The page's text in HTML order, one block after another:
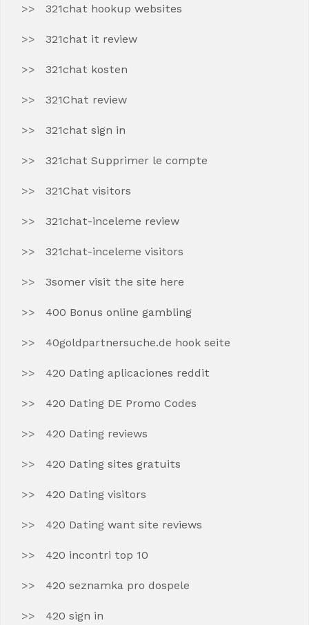
321chat hookup websites
321chat it review
321chat kosten
321Chat review
321chat sign in
321chat Supprimer le compte
321Chat visitors
321chat-inceleme review
321chat-inceleme visitors
3somer visit the site here
400 Bonus online gambling
40goldpartnersuche.de hook seite
420 Dating aplicaciones reddit
420 Dating DE Promo Codes
420 Dating reviews
420 Dating sites gratuits
420 Dating visitors
420 Dating want site reviews
420 incontri top 10
420 seznamka pro dospele
420 sign in